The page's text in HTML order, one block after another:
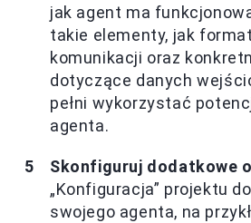
jak agent ma
takie elementy, jak
komunikacji oraz
dotyczące danych
pełni wykorzystać
agenta.
Skonfiguruj dodatkowe
„Konfiguracja” projektu
swojego agenta, na